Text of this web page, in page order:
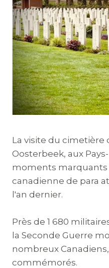
La visite du cimetière
Oosterbeek, aux
moments marquants
canadienne de para
l'an dernier.
Près de 1 680
la Seconde Guerre
nombreux
commémorés.